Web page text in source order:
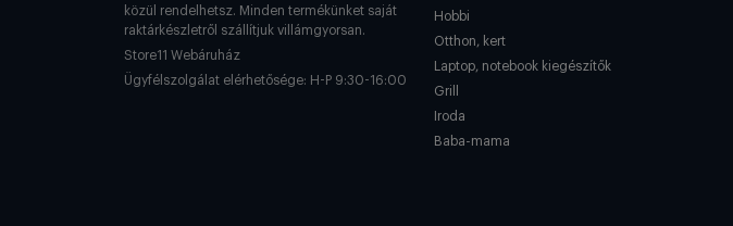
közül rendelhetsz. Minden termékünket saját
raktárkészletről szállítjuk villámgyorsan.
Store11 Webáruház
Ügyfélszolgálat elérhetősége: H-P 9:30-16:00
Hobbi
Otthon, kert
Laptop, notebook kiegészítők
Grill
Iroda
Baba-mama